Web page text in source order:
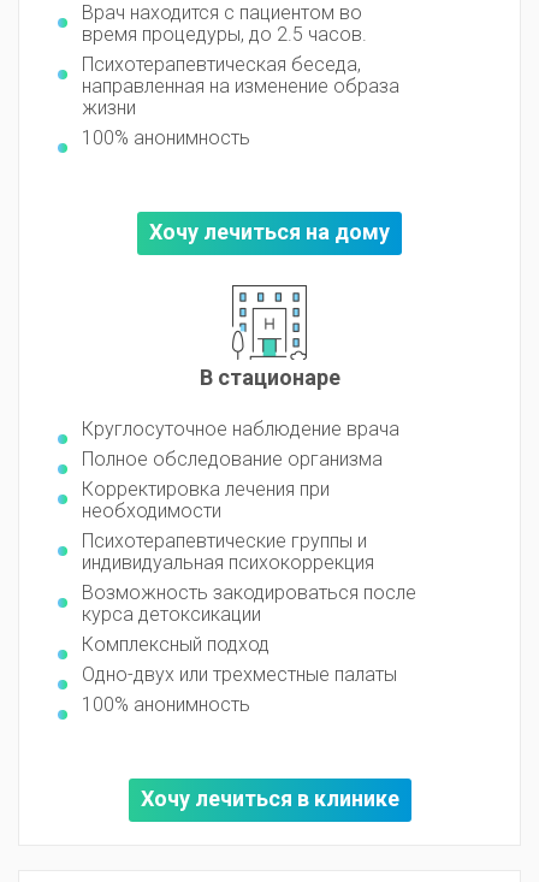
Врач находится с пациентом во
время процедуры, до 2.5 часов.
Психотерапевтическая беседа,
направленная на изменение образа
жизни
100% анонимность
Хочу лечиться на дому
В стационаре
Круглосуточное наблюдение врача
Полное обследование организма
Корректировка лечения при
необходимости
Психотерапевтические группы и
индивидуальная психокоррекция
Возможность закодироваться после
курса детоксикации
Комплексный подход
Одно-двух или трехместные палаты
100% анонимность
Хочу лечиться в клинике